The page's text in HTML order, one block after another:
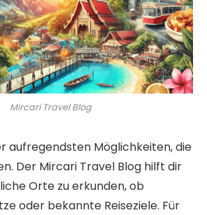
Mircari Travel Blog
aufregendsten Möglichkeiten, die
Der Mircari Travel Blog hilft dir
Orte zu erkunden, ob
oder bekannte Reiseziele. Für